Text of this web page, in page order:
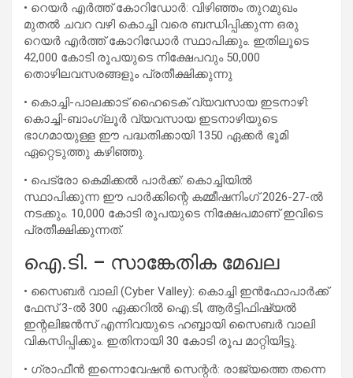
• റെയർ എർത്ത് കോറിഡോർ: വിഴിഞ്ഞം തുറമുഖം
മുതൽ ചവറ വഴി കൊച്ചി വരെ ബന്ധിപ്പിക്കുന്ന ഒരു
റെയർ എർത്ത് കോറിഡോർ സ്ഥാപിക്കും. ഇതിലൂടെ
42,000 കോടി രൂപയുടെ നിക്ഷേപവും 50,000
തൊഴിലവസരങ്ങളും പ്രതീക്ഷിക്കുന്നു
• കൊച്ചി-പാലക്കാട് ഹൈടെക് വ്യവസായ ഇടനാഴി:
കൊച്ചി-ബാംഗ്ലൂർ വ്യവസായ ഇടനാഴിയുടെ
ഭാഗമായുള്ള ഈ പദ്ധതിക്കായി 1350 ഏക്കർ ഭൂമി
ഏറ്റെടുത്തു കഴിഞ്ഞു.
• പെട്രോ കെമിക്കൽ പാർക്ക്: കൊച്ചിയിൽ
സ്ഥാപിക്കുന്ന ഈ പാർക്കിന്റെ കമ്മീഷനിംഗ് 2026-27-ൽ
നടക്കും. 10,000 കോടി രൂപയുടെ നിക്ഷേപമാണ് ഇവിടെ
പ്രതീക്ഷിക്കുന്നത്.
ഐ.ടി. – സാങ്കേതിക മേഖല
• സൈബർ വാലി (Cyber Valley): കൊച്ചി ഇൻഫോപാർക്ക്
ഫേസ് 3-ൽ 300 ഏക്കറിൽ ഐ.ടി, ആർട്ടിഫിഷ്യൽ
ഇന്റലിജൻസ് എന്നിവയുടെ ഹബ്ബായി സൈബർ വാലി
വികസിപ്പിക്കും. ഇതിനായി 30 കോടി രൂപ മാറ്റിയിട്ടു.
• ഗ്രാഫീൻ ഇന്നൊവേഷൻ സെന്റർ: രാജ്യത്തെ തന്നെ